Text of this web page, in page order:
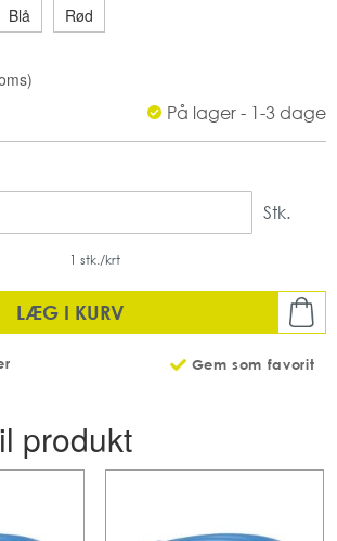
af kemi, da det kan skade
men fås både i 10 og 20 meter, alt
man skal skumrengøre.
særdeles godt til rengøring af
max 40°C
pr pakke
Blå Rød
På lager - 1-3 dage
Stk.
1 stk./krt
LÆG I KURV
Gem som favorit
produkt